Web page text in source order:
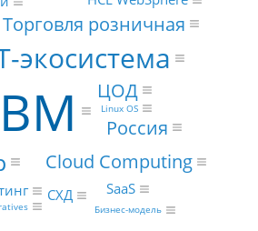
экосистема
Cloud Computing
Россия
Торговля розничная
ЦОД
СХД SaaS
Linux OS
Бизнес-модель